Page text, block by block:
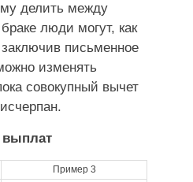
делить между
люди могут, как
заключив письменное
изменять
совокупный вычет
Пример 3